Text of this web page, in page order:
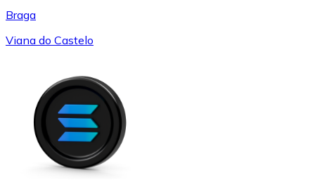
Braga
Viana do Castelo